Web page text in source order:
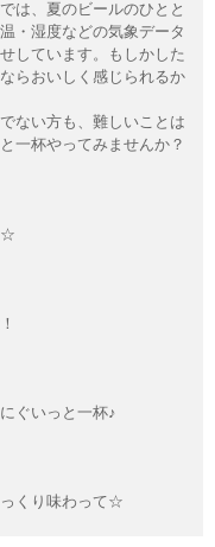
は、夏のビールのひとと
・湿度などの気象データ
しています。もしかした
らおいしく感じられるか
ない方も、難しいことは
一杯やってみませんか？
ぐいっと一杯♪
くり味わって☆